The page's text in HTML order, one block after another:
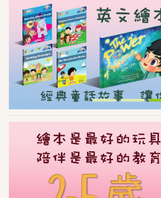
《孩子的夢》系列
慈善圖書系列
深心媽媽故事系列
我的童話大冒險系列
生命教育叢書
智慧教育叢書
英文書籍
The Power Of Name
“Brave Out, Thumbelina!”
Fun and Friends
SASSI Junior